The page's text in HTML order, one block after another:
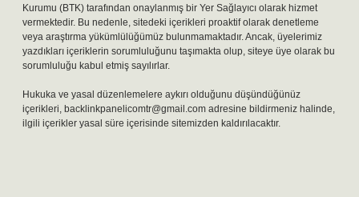
Kurumu (BTK) tarafından onaylanmış bir Yer Sağlayıcı olarak hizmet
vermektedir. Bu nedenle, sitedeki içerikleri proaktif olarak denetleme
veya araştırma yükümlülüğümüz bulunmamaktadır. Ancak, üyelerimiz
yazdıkları içeriklerin sorumluluğunu taşımakta olup, siteye üye olarak bu
sorumluluğu kabul etmiş sayılırlar.
Hukuka ve yasal düzenlemelere aykırı olduğunu düşündüğünüz
içerikleri, backlinkpanelicomtr@gmail.com adresine bildirmeniz halinde,
ilgili içerikler yasal süre içerisinde sitemizden kaldırılacaktır.